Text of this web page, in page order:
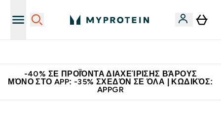
-40% ΣΕ ΠΡΟΪΌΝΤΑ ΔΙΑΧΕΊΡΙΣΗΣ ΒΆΡΟΥΣ
ΜΌΝΟ ΣΤΟ APP: -35% ΣΧΕΔΌΝ ΣΕ ΌΛΑ | ΚΩΔΙΚΌΣ:
APPGR